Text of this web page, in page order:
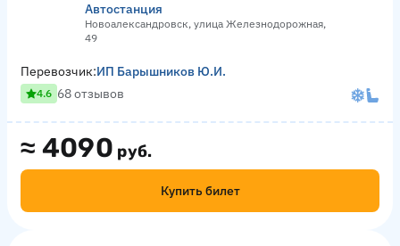
Автостанция
Новоалександровск, улица Железнодорожная,
49
≈ 4090 руб.
Купить билет
Перевозчик:ИП Барышников Ю.И.
4.6 68 отзывов